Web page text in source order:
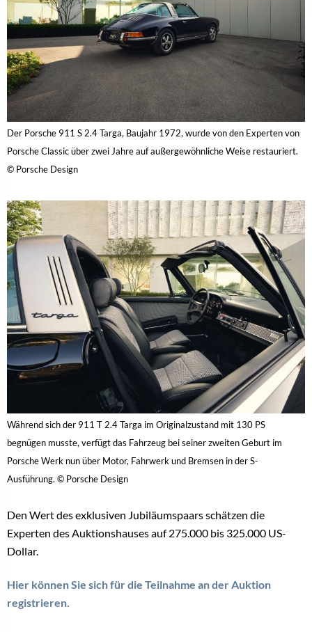
Der Porsche 911 S 2.4 Targa, Baujahr 1972, wurde von den Experten von
Porsche Classic über zwei Jahre auf außergewöhnliche Weise restauriert.
© Porsche Design
Während sich der 911 T 2.4 Targa im Originalzustand mit 130 PS
begnügen musste, verfügt das Fahrzeug bei seiner zweiten Geburt im
Porsche Werk nun über Motor, Fahrwerk und Bremsen in der S-
Ausführung. © Porsche Design
Den Wert des exklusiven Jubiläumspaars schätzen die
Experten des Auktionshauses auf 275.000 bis 325.000 US-
Dollar.
Hier können Sie sich für die Teilnahme an der Auktion
registrieren.